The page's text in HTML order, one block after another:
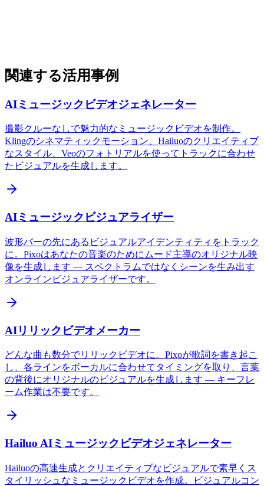
関連する活用事例
AIミュージックビデオジェネレーター
撮影クルーなしで魅力的なミュージックビデオを制作。
Klingのシネマティックモーション、Hailuoのクリエイティブ
なスタイル、Veoのフォトリアルを使ってトラックに合わせ
たビジュアルを生成します。
AIミュージックビジュアライザー
波形バーの先にあるビジュアルアイデンティティをトラック
に。Pixoはあなたの音楽のためにムード主導のオリジナル映
像を生成します — スペクトラムではなくシーンを生み出す
オンラインビジュアライザーです。
AIリリックビデオメーカー
どんな曲も数分でリリックビデオに。Pixoが歌詞を書き起こ
し、各ラインをボーカルに合わせてタイミングを取り、言葉
の背後にオリジナルのビジュアルを生成します — キーフレ
ーム作業は不要です。
Hailuo AIミュージックビデオジェネレーター
Hailuoの高速生成とクリエイティブなビジュアルで素早くス
タイリッシュなミュージックビデオを作成。ビジュアルコン